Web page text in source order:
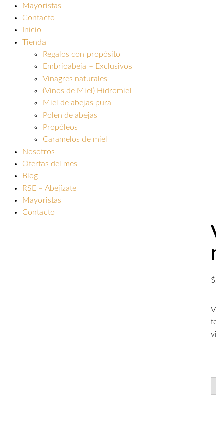
Mayoristas
Contacto
Inicio
Tienda
Regalos con propósito
Embrioabeja – Exclusivos
Vinagres naturales
(Vinos de Miel) Hidromiel
Miel de abejas pura
Polen de abejas
Propóleos
Caramelos de miel
Nosotros
Ofertas del mes
Blog
RSE – Abejízate
Mayoristas
Contacto
$